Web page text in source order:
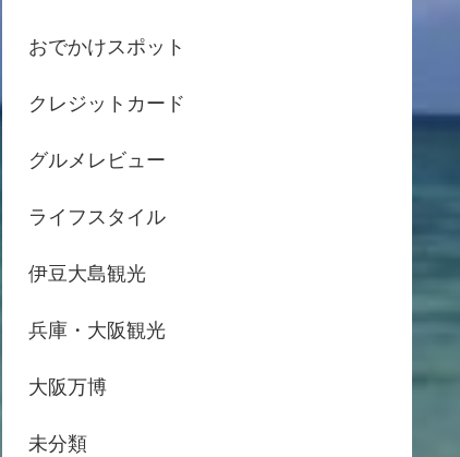
おでかけスポット
クレジットカード
グルメレビュー
ライフスタイル
伊豆大島観光
兵庫・大阪観光
大阪万博
未分類